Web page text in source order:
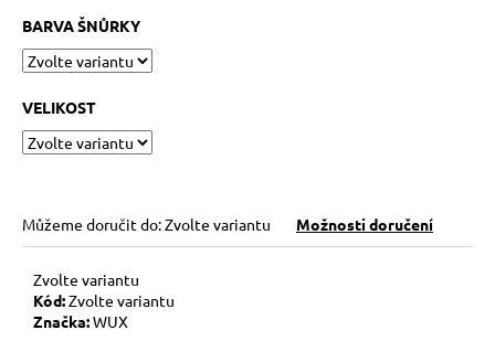
BARVA ŠNŮRKY
VELIKOST
Můžeme doručit do:Zvolte variantu Možnosti doručení
Zvolte variantu
Kód:Zvolte variantu
Značka:WUX
o
r
u
č
u
j
e
KABBALAH
ČERVENÝ
NÁRAMEK